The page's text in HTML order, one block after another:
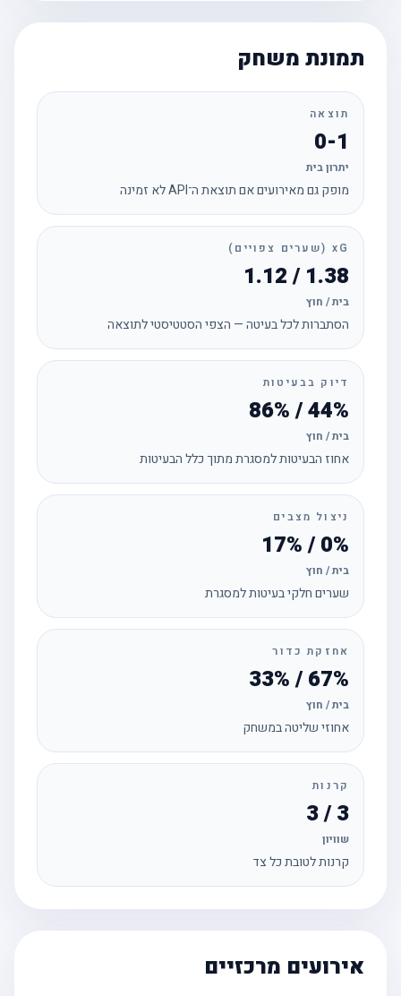
תמונת משחק
תוצאה
0-1
יתרון בית
מופק גם מאירועים אם תוצאת ה־API לא זמינה
xG (שערים צפויים)
1.38 / 1.12
בית / חוץ
הסתברות לכל בעיטה — הצפי הסטטיסטי לתוצאה
דיוק בבעיטות
44% / 86%
בית / חוץ
אחוז הבעיטות למסגרת מתוך כלל הבעיטות
ניצול מצבים
0% / 17%
בית / חוץ
שערים חלקי בעיטות למסגרת
אחזקת כדור
67% / 33%
בית / חוץ
אחוזי שליטה במשחק
קרנות
3 / 3
שוויון
קרנות לטובת כל צד
אירועים מרכזיים